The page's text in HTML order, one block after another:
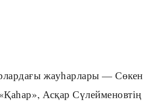
жауһарлары — Сөкен
Асқар Сүлейменовтің